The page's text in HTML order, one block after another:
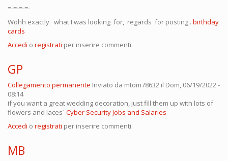
=-=-=-=-
Wohh exactly what I was looking for, regards for posting . birthday
cards
Accedi o registrati per inserire commenti.
GP
Collegamento permanente Inviato da mtom78632 il Dom, 06/19/2022 -
08:14
if you want a great wedding decoration, just fill them up with lots of
flowers and laces` Cyber Security Jobs and Salaries
Accedi o registrati per inserire commenti.
MB